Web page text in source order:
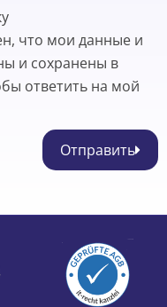
что мои данные и
и сохранены в
ответить на мой
Отправить